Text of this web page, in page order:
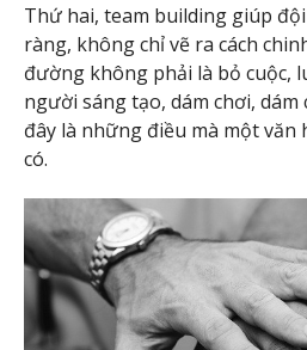
Thứ hai, team building giúp
ràng, không chỉ vẽ ra cách
đường không phải là bỏ cuộc,
người sáng tạo, dám chơi, dám
đây là những điều mà một văn
có.